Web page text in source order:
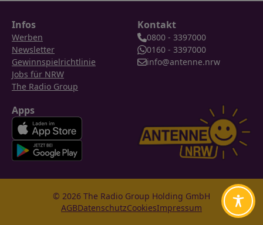
Infos
Werben
Newsletter
Gewinnspielrichtlinie
Jobs für NRW
The Radio Group
Kontakt
0800 - 3397000
0160 - 3397000
info@antenne.nrw
Apps
© 2026 The Radio Group Holding GmbH
AGBDatenschutzCookiesImpressum